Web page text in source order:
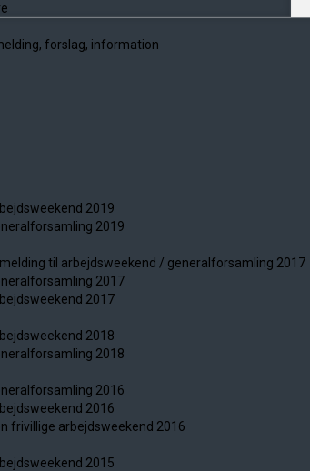
forslag, information
2019
2019
til arbejdsweekend / generalforsamling 2017
2017
2017
2018
2018
2016
2016
frivillige arbejdsweekend 2016
2015